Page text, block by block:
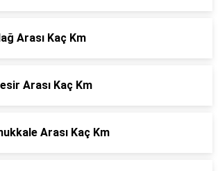
Arası Kaç Km
Arası Kaç Km
Arası Kaç Km